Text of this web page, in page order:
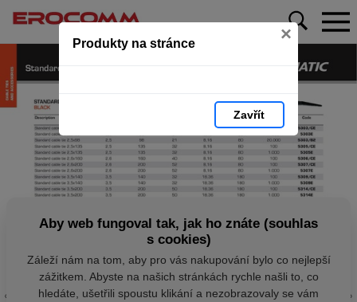
Produkty na stránce ×
Zavřít
Aby web fungoval tak, jak ho znáte (souhlas
s cookies)
Záleží nám na tom, aby pro vás nakupování bylo co nejlepší
zážitkem. Abyste na našich stránkách rychle našli to, co
hledáte, ušetřili spoustu klikání a nezobrazovaly se vám